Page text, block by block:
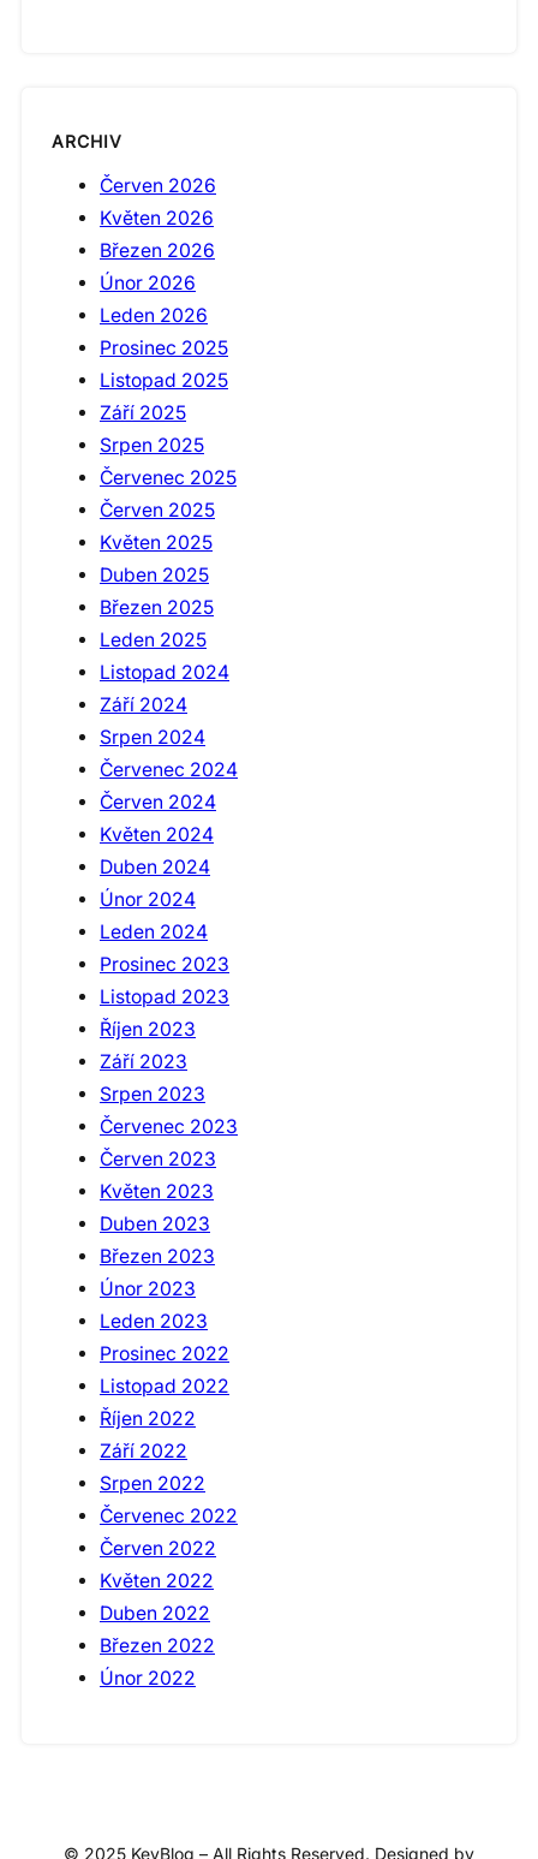
ARCHIV
Červen 2026
Květen 2026
Březen 2026
Únor 2026
Leden 2026
Prosinec 2025
Listopad 2025
Září 2025
Srpen 2025
Červenec 2025
Červen 2025
Květen 2025
Duben 2025
Březen 2025
Leden 2025
Listopad 2024
Září 2024
Srpen 2024
Červenec 2024
Červen 2024
Květen 2024
Duben 2024
Únor 2024
Leden 2024
Prosinec 2023
Listopad 2023
Říjen 2023
Září 2023
Srpen 2023
Červenec 2023
Červen 2023
Květen 2023
Duben 2023
Březen 2023
Únor 2023
Leden 2023
Prosinec 2022
Listopad 2022
Říjen 2022
Září 2022
Srpen 2022
Červenec 2022
Červen 2022
Květen 2022
Duben 2022
Březen 2022
Únor 2022
© 2025 KeyBlog – All Rights Reserved. Designed by